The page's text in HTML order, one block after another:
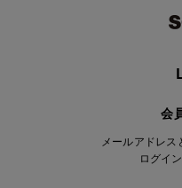
会
メールアドレ
ログイ